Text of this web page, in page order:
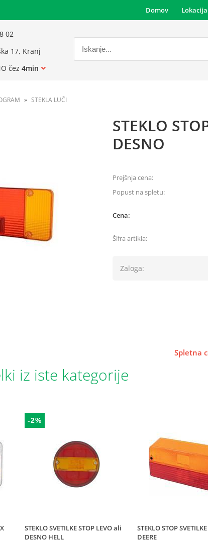
Domov
02
17, Kranj
čez 4min
STEKLA LUČI
STEKLO
DESNO
Prejšnja cena:
Popust na spletu:
Cena:
Šifra artikla:
Zaloga:
Spletna
iz iste kategorije
-2%
STEKLO SVETILKE STOP LEVO ali
DESNO HELL
STEKLO STOP
DEERE